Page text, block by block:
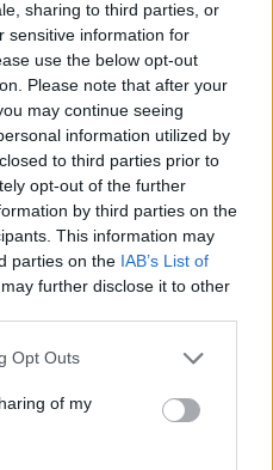
sharing to third parties, or
sensitive information for
use the below opt-out
Please note that after your
may continue seeing
information utilized by
to third parties prior to
opt-out of the further
by third parties on the
This information may
parties on the IAB’s List of
further disclose it to other
Opt Outs
of my
μονάδες ο Γενικός
εκατ. ευρώ σε
πανώλη και αφθώδη
έργα στη
κατά 0,11%, στα